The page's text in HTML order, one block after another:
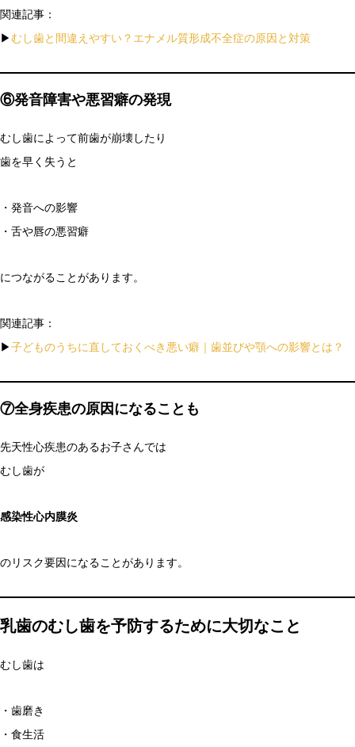
関連記事：
▶むし歯と間違えやすい？エナメル質形成不全症の原因と対策
⑥発音障害や悪習癖の発現
むし歯によって前歯が崩壊したり
歯を早く失うと
・発音への影響
・舌や唇の悪習癖
につながることがあります。
関連記事：
▶子どものうちに直しておくべき悪い癖｜歯並びや顎への影響とは？
⑦全身疾患の原因になることも
先天性心疾患のあるお子さんでは
むし歯が
感染性心内膜炎
のリスク要因になることがあります。
乳歯のむし歯を予防するために大切なこと
むし歯は
・歯磨き
・食生活